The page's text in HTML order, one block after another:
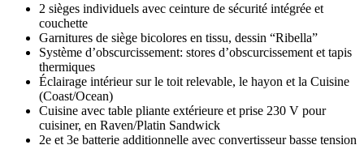
2 sièges individuels avec ceinture de sécurité intégrée et
couchette
Garnitures de siège bicolores en tissu, dessin “Ribella”
Système d’obscurcissement: stores d’obscurcissement et tapis
thermiques
Éclairage intérieur sur le toit relevable, le hayon et la Cuisine
(Coast/Ocean)
Cuisine avec table pliante extérieure et prise 230 V pour
cuisiner, en Raven/Platin Sandwick
2e et 3e batterie additionnelle avec convertisseur basse tension